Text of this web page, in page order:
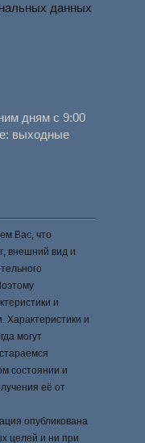
данных
дням с 9:00
выходные
Вас, что
внешний вид и
и
Характеристики и
могут
состоянии и
её от
опубликована
целей и ни при